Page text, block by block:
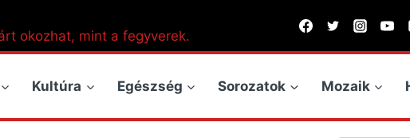
okozhat, mint a fegyverek.
Kultúra Egészség Sorozatok Mozaik